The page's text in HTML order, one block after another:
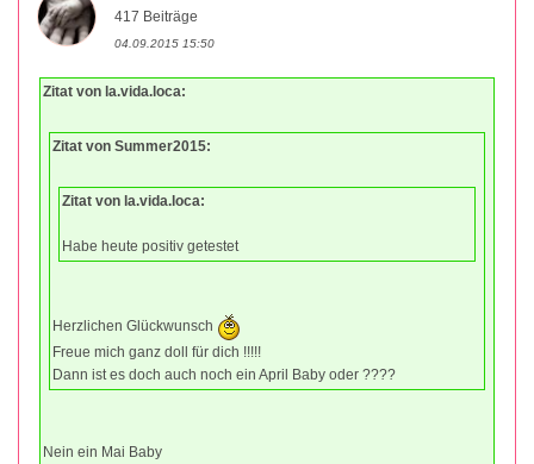
417 Beiträge
04.09.2015 15:50
Zitat von la.vida.loca:
Zitat von Summer2015:
Zitat von la.vida.loca:
Habe heute positiv getestet
Herzlichen Glückwunsch
Freue mich ganz doll für dich !!!!!
Dann ist es doch auch noch ein April Baby oder ????
Nein ein Mai Baby